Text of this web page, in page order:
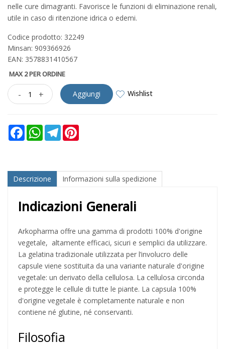
nelle cure dimagranti. Favorisce le funzioni di eliminazione renali,
utile in caso di ritenzione idrica o edemi.
Codice prodotto: 32249
Minsan: 909366926
EAN: 3578831410567
MAX 2 PER ORDINE
- + Aggiungi Wishlist
FacebookWhatsAppTelegram
Descrizione Informazioni sulla spedizione
Indicazioni Generali
Arkopharma offre una gamma di prodotti 100% d'origine
vegetale, altamente efficaci, sicuri e semplici da utilizzare.
La gelatina tradizionale utilizzata per l’involucro delle
capsule viene sostituita da una variante naturale d'origine
vegetale: un derivato della cellulosa. La cellulosa circonda
e protegge le cellule di tutte le piante. La capsula 100%
d'origine vegetale è completamente naturale e non
contiene né glutine, né conservanti.
Filosofia